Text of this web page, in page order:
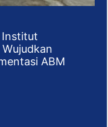
Institut
ABM